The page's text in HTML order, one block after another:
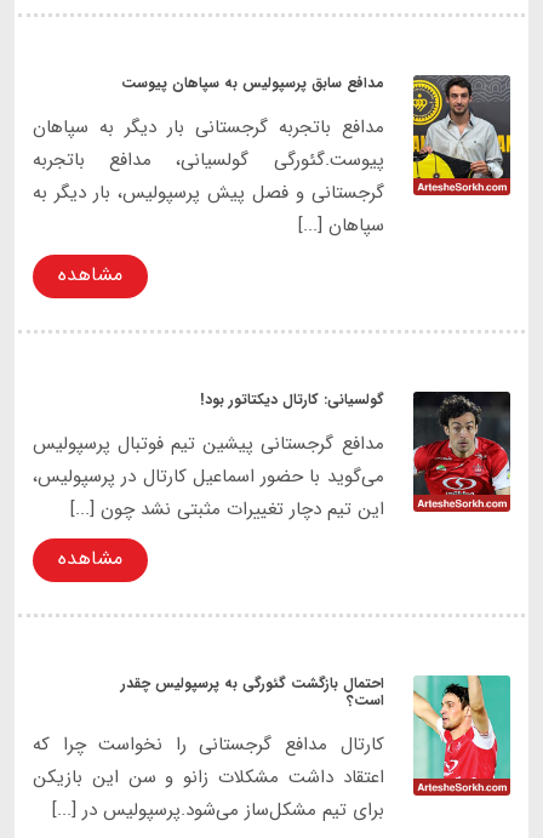
مدافع سابق پرسپولیس به سپاهان پیوست
مدافع باتجربه گرجستانی بار دیگر به سپاهان
پیوست.گئورگی گولسیانی، مدافع باتجربه
گرجستانی و فصل پیش پرسپولیس، بار دیگر به
سپاهان [...]
مشاهده
گولسیانی: کارتال دیکتاتور بود!
مدافع گرجستانی پیشین تیم فوتبال پرسپولیس
می‌گوید با حضور اسماعیل کارتال در پرسپولیس،
این تیم دچار تغییرات مثبتی نشد چون [...]
مشاهده
احتمال بازگشت گئورگی به پرسپولیس چقدر
است؟
کارتال مدافع گرجستانی را نخواست چرا که
اعتقاد داشت مشکلات زانو و سن این بازیکن
برای تیم مشکل‌ساز می‌شود.پرسپولیس در [...]